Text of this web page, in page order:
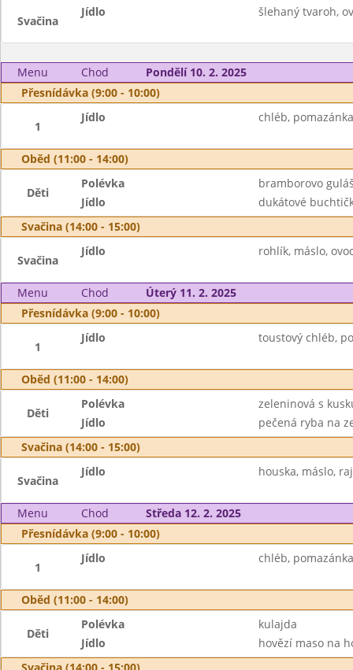
Svačina
Jídlo šlehaný tvaroh,
Menu Chod
Pondělí 10. 2. 2025
Přesnídávka (9:00 - 10:00)
1
Jídlo chléb,
Oběd (11:00 - 14:00)
Děti
Polévka
bramborovo
Jídlo
dukátové
Svačina (14:00 - 15:00)
Svačina
Jídlo rohlík, máslo,
Menu Chod
Úterý 11. 2. 2025
Přesnídávka (9:00 - 10:00)
1
Jídlo toustový chléb,
Oběd (11:00 - 14:00)
Děti
Polévka
zeleninová s
Jídlo
pečená ryba na
Svačina (14:00 - 15:00)
Svačina
Jídlo houska, máslo,
Menu Chod
Středa 12. 2. 2025
Přesnídávka (9:00 - 10:00)
1
Jídlo chléb,
Oběd (11:00 - 14:00)
Děti
Polévka
kulajda
Jídlo
hovězí maso na